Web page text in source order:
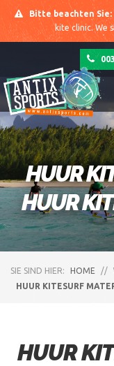
Bitte beachten Sie:
kite clinic. We
HUUR
HUUR
SIE SIND HIER: HOME //
HUUR KITESURF
HUUR